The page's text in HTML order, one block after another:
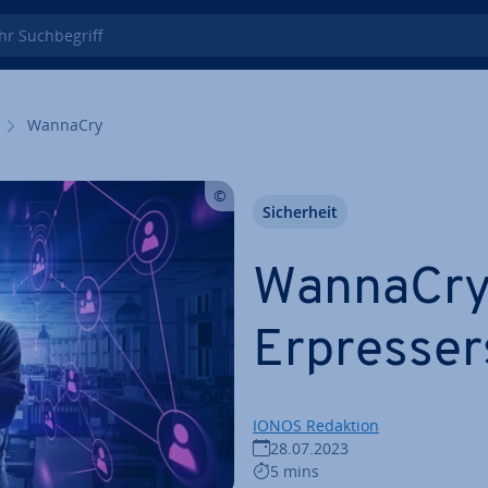
Such­be­griff
WannaCry
IONOS Redaktion
28.07.2023
5 mins
Si­cher­heit